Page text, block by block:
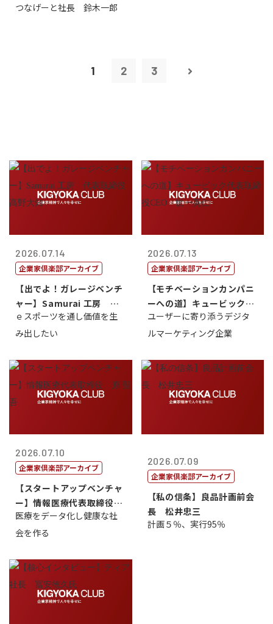
つなげーと社長 鈴木一郎
1 2 3
2026.07.14
企業家倶楽部アーカイブ
【出でよ！ガレージベンチ
ャー】Samurai 工房 代
表取締...
ｅスポーツを通し価値を生
み出したい
2026.07.13
企業家倶楽部アーカイブ
【モチベーションカンパニ
ーへの道】キュービック代
表取締役CE...
ユーザーに寄り添うデジタ
ルマーケティング企業
2026.07.10
企業家倶楽部アーカイブ
【スタートアップベンチャ
ー】情報医療代表取締役
原 聖吾
医療をデータ化し健康な社
会を作る
2026.07.09
企業家倶楽部アーカイブ
【私の信条】良品計画前会
長 松井忠三
計画５％、実行95％